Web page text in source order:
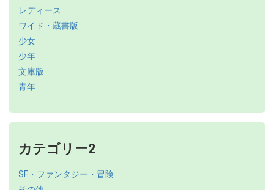
レディース
ワイド・蔵書版
少女
少年
文庫版
青年
カテゴリー2
SF・ファンタジー・冒険